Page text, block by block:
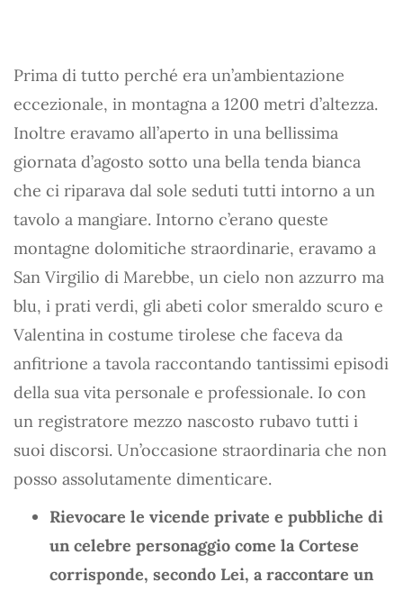
Prima di tutto perché era un’ambientazione
eccezionale, in montagna a 1200 metri d’altezza.
Inoltre eravamo all’aperto in una bellissima
giornata d’agosto sotto una bella tenda bianca
che ci riparava dal sole seduti tutti intorno a un
tavolo a mangiare. Intorno c’erano queste
montagne dolomitiche straordinarie, eravamo a
San Virgilio di Marebbe, un cielo non azzurro ma
blu, i prati verdi, gli abeti color smeraldo scuro e
Valentina in costume tirolese che faceva da
anfitrione a tavola raccontando tantissimi episodi
della sua vita personale e professionale. Io con
un registratore mezzo nascosto rubavo tutti i
suoi discorsi. Un’occasione straordinaria che non
posso assolutamente dimenticare.
Rievocare le vicende private e pubbliche di
un celebre personaggio come la Cortese
corrisponde, secondo Lei, a raccontare un